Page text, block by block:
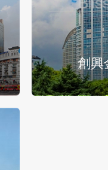
創興